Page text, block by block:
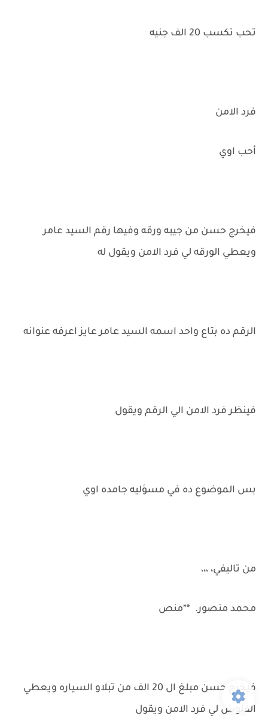
تحب تكسب 20 الف جنيه
فرد الامن
أحب اوي
فيخرج حسن من جيبه ورقه وفيها رقم السيد عامر
ويعطي الورقه لي فرد الامن ويقول له
الرقم ده بتاع واحد اسمه السيد عامر عايز اعرفه عنوانه
فينظر فرد الامن الي الرقم ويقول
بس الموضوع ده في مسؤليه جامده اوي
من تاليفي، ،،،
محمد منصور. **منص
فيخرج حسن مبلغ ال 20 الف من تبلاو السياره ويعطي
الفلوس لي فرد الامن ويقول